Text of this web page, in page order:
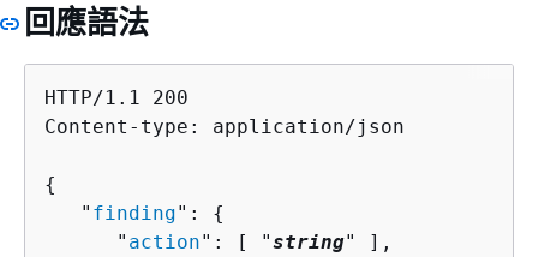
回應語法
HTTP/1.1 200
Content-type: application/json
{
   "
finding": {
      "
action": [ "string" ],